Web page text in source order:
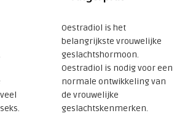
Oestradiol is het
belangrijkste vrouwelijke
geslachtshormoon.
Oestradiol is nodig voor een
normale ontwikkeling van
de vrouwelijke
geslachtskenmerken.